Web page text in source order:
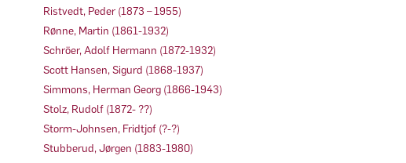
Ristvedt, Peder (1873 – 1955)
Rønne, Martin (1861-1932)
Schröer, Adolf Hermann (1872-1932)
Scott Hansen, Sigurd (1868-1937)
Simmons, Herman Georg (1866-1943)
Stolz, Rudolf (1872- ??)
Storm-Johnsen, Fridtjof (?-?)
Stubberud, Jørgen (1883-1980)